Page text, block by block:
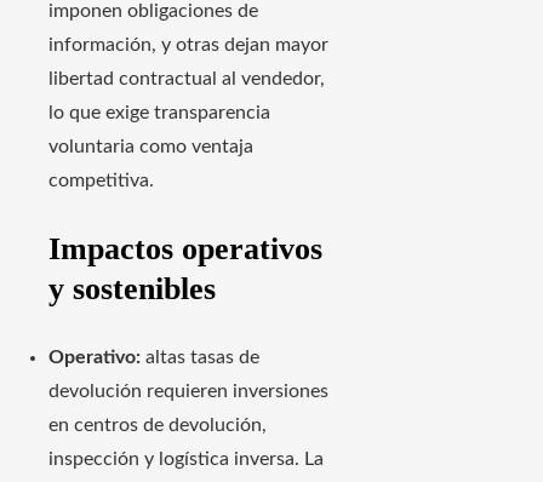
imponen obligaciones de
información, y otras dejan mayor
libertad contractual al vendedor,
lo que exige transparencia
voluntaria como ventaja
competitiva.
Impactos operativos
y sostenibles
Operativo: altas tasas de
devolución requieren inversiones
en centros de devolución,
inspección y logística inversa. La